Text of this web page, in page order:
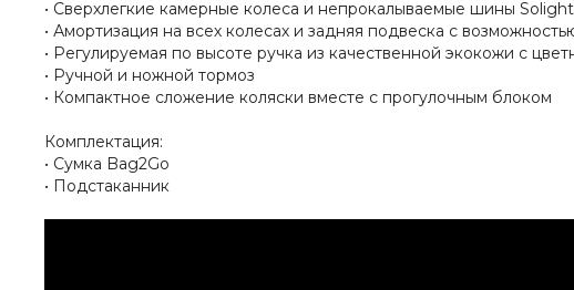
• Сверхлегкие камерные колеса и непрокалываемые шины
• Амортизация на всех колесах и задняя подвеска с
• Регулируемая по высоте ручка из качественной экокожи с
• Ручной и ножной тормоз
• Компактное сложение коляски вместе с прогулочным блоком
Комплектация:
• Сумка Bag2Go
• Подстаканник